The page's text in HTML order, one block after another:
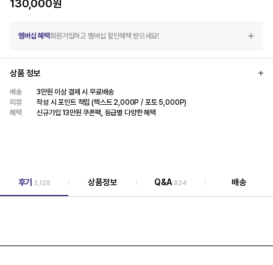
130,000원
멤버십 혜택회원가입하고 멤버십 할인혜택 받으세요!
상품 정보
배송
3만원 이상 결제 시 무료배송
리뷰
작성 시 포인트 적립 (텍스트 2,000P / 포토 5,000P)
혜택
신규가입 13만원 쿠폰팩, 등급별 다양한 혜택
후기 3,128 상품정보 Q&A 824 배송